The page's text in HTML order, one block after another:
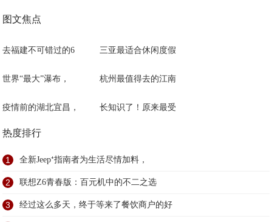
图文焦点
去福建不可错过的6 三亚最适合休闲度假
世界“最大”瀑布， 杭州最值得去的江南
疫情前的湖北宜昌， 长知识了！原来最受
热度排行
1 全新Jeep⁺指南者为生活尽情加料，
2 联想Z6青春版：百元机中的不二之选
3 经过这么多天，终于等来了餐饮商户的好